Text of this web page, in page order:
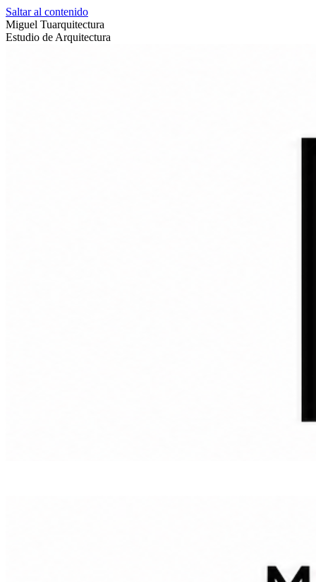
Saltar al contenido
Miguel Tuarquitectura
Estudio de Arquitectura